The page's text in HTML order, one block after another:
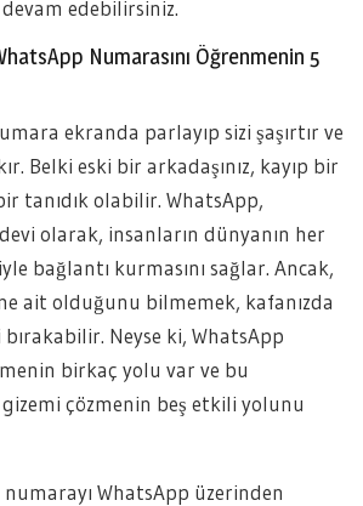
edebilirsiniz.
Numarasını Öğrenmenin 5
ekranda parlayıp sizi şaşırtır ve
Belki eski bir arkadaşınız, kayıp bir
tanıdık olabilir. WhatsApp,
olarak, insanların dünyanın her
bağlantı kurmasını sağlar. Ancak,
ait olduğunu bilmemek, kafanızda
Neyse ki, WhatsApp
birkaç yolu var ve bu
çözmenin beş etkili yolunu
WhatsApp üzerinden